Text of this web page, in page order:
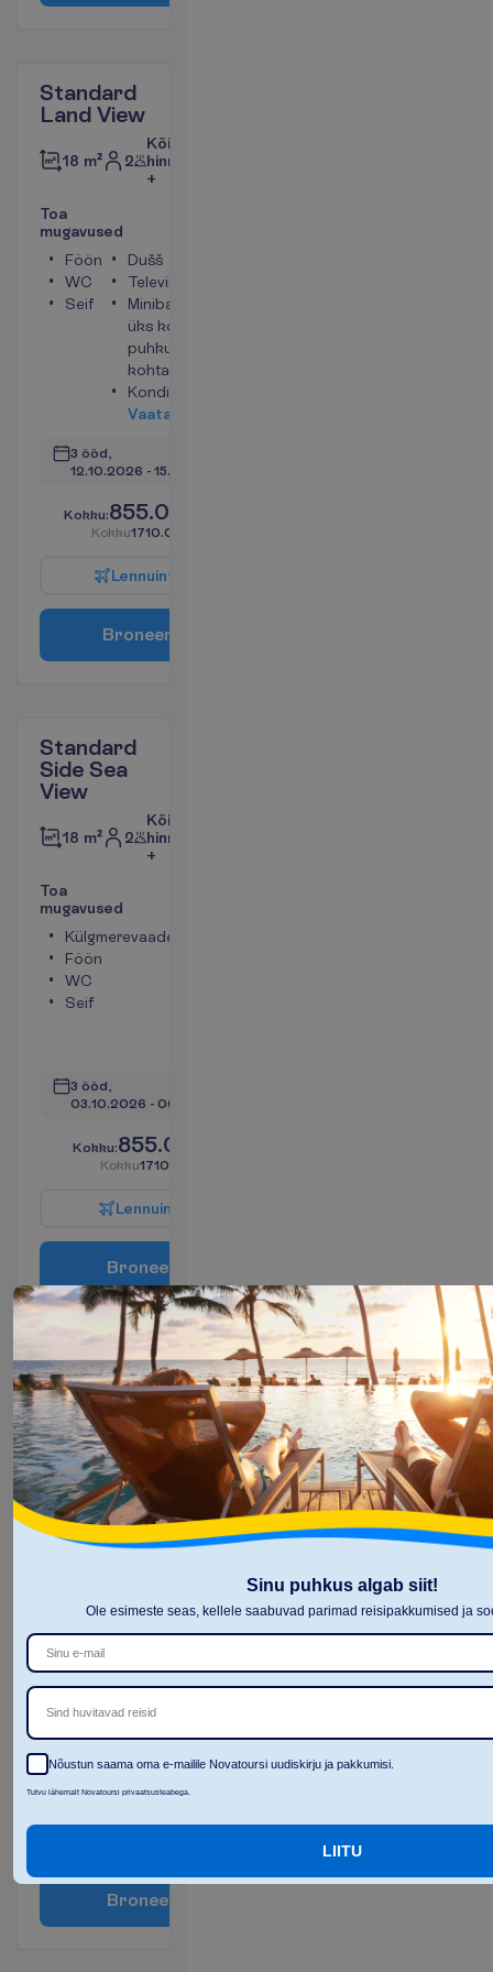
Standard
Land View
18 m² 2
Kõik
hinnas
+
Toa
mugavused
Föön
WC
Seif
Dušš
Televiisor
Minibaar (vesi
üks kord
puhkuse
kohta)
Konditsioneer
Vaata
3 ööd,
12.10.2026 - 15.10.2026
Kokku:855.00
Kokku1710.00
Lennuinf
Broneer
Standard
Side Sea
View
18 m² 2
Kõik
hinnas
+
Toa
mugavused
Külgmerevaade
Föön
WC
Seif
3 ööd,
03.10.2026 - 06.10.2026
Kokku:855.00
Kokku1710.00
Lennuin
Broneer
Standard
Side Sea
View
18 m² 2
Kõik
hinnas
+
Toa
mugavused
WC
Seif
umbes 18 m²
Televiisor
Dušš
3 ööd,
04.10.2026 - 07.10.2026
855.00
Kokku1710.00
Bronee
Sinu puhkus algab siit!
Ole esimeste seas, kellele saabuvad parimad reisipakkumised ja
Sind huvitavad reisid
Nõustun saama oma e-mailile Novatoursi uudiskirju ja pakkumisi.
Tutvu lähemalt Novatoursi privaatsusteabega.
LIITU